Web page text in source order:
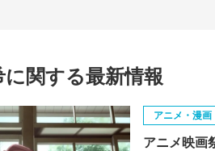
に関する最新情報
アニメ・漫画
アニメ映画